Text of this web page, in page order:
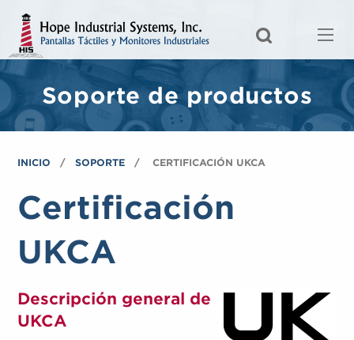
Soporte de productos
INICIO SOPORTE CERTIFICACIÓN UKCA
Certificación
UKCA
Descripción general de
UKCA